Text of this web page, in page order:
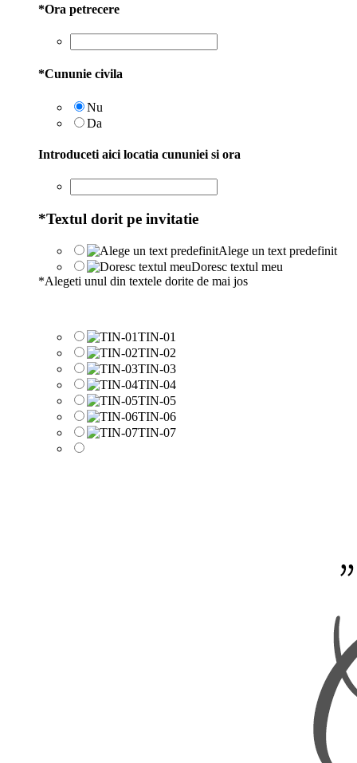
*Ora petrecere
*Cununie civila
Nu
Da
Introduceti aici locatia cununiei si ora
*Textul dorit pe invitatie
Alege un text predefinit
Doresc textul meu
*Alegeti unul din textele dorite de mai jos
TIN-01
TIN-02
TIN-03
TIN-04
TIN-05
TIN-06
TIN-07